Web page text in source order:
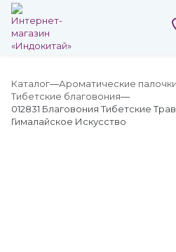
Каталог Ароматические палочки
Тибетские благовония
012831 Благовония Тибетские
Гималайское Искусство